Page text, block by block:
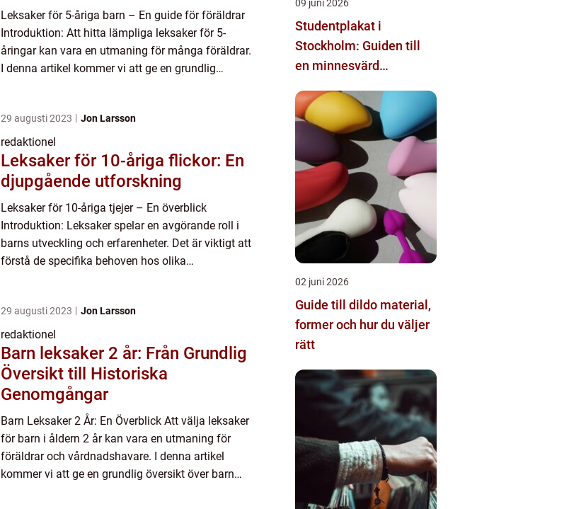
Leksaker för 5-åriga barn – En guide för föräldrar
Introduktion: Att hitta lämpliga leksaker för 5-
åringar kan vara en utmaning för många föräldrar.
I denna artikel kommer vi att ge en grundlig
29 augusti 2023 Jon Larsson
redaktionel
Leksaker för 10-åriga flickor: En
djupgående utforskning
Leksaker för 10-åriga tjejer – En överblick
Introduktion: Leksaker spelar en avgörande roll i
barns utveckling och erfarenheter. Det är viktigt att
förstå de specifika behoven hos olika
29 augusti 2023 Jon Larsson
redaktionel
Barn leksaker 2 år: Från Grundlig
Översikt till Historiska
Genomgångar
Barn Leksaker 2 År: En Överblick Att välja leksaker
för barn i åldern 2 år kan vara en utmaning för
föräldrar och vårdnadshavare. I denna artikel
kommer vi att ge en grundlig översikt över barn
09 juni 2026
Studentplakat i
Stockholm: Guiden till
en minnesvärd
02 juni 2026
Guide till dildo material,
former och hur du väljer
rätt